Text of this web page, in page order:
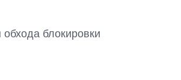
блокировки